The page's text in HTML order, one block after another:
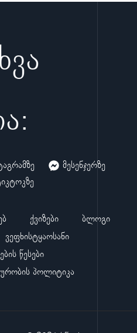
მესენჯერზე
ქვიზები
ბლოგი
ვეფხისტყაოსანი
წესები
პოლიტიკა